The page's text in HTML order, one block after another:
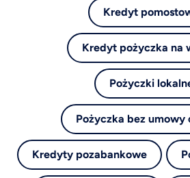
Kredyt
Kredyt pożyczka na
Pożyczki
Pożyczka bez umowy
Kredyty pozabankowe